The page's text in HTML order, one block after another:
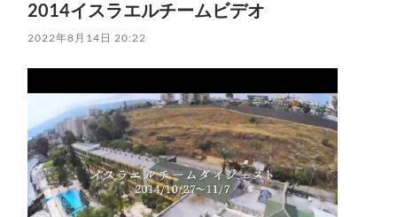
2014イスラエルチームビデオ
2022年8月14日 20:22